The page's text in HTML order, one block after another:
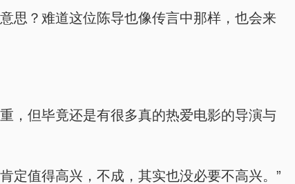
思？难道这位陈导也像传言中那样，也会来
，但毕竟还是有很多真的热爱电影的导演与
定值得高兴，不成，其实也没必要不高兴。”